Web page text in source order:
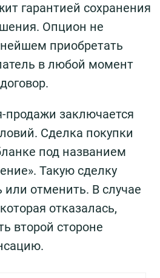
гарантией сохранения
Опцион не
приобретать
в любой момент
продажи заключается
Сделка покупки
под названием
Такую сделку
или отменить. В случае
отказалась,
второй стороне